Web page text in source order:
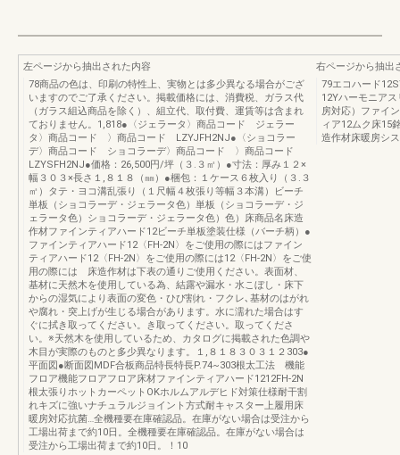
左ページから抽出された内容
78商品の色は、印刷の特性上、実物とは多少異なる場合がござ
いますのでご了承ください。掲載価格には、消費税、ガラス代
（ガラス組込商品を除く）、組立代、取付費、運賃等は含まれ
ておりません。1,818●〈ジェラータ〉商品コード ジェラー
タ〉商品コード 〉商品コード LZYJFH2NJ●〈ショコラー
デ〉商品コード ショコラーデ〉商品コード 〉商品コード
LZYSFH2NJ●価格：26,500円/坪（３.３㎡）●寸法：厚み１２×
幅３０３×長さ１,８１８（㎜）●梱包：１ケース６枚入り（３.３
㎡）タテ・ヨコ溝乱張り（１尺幅４枚張り等幅３本溝）ビーチ
単板（ショコラーデ・ジェラータ色）単板（ショコラーデ・ジ
ェラータ色）ショコラーデ・ジェラータ色）色）床商品名床造
作材ファインティアハード12ビーチ単板塗装仕様（バーチ柄）●
ファインティアハード12〈FH-2N〉をご使用の際にはファイン
ティアハード12〈FH-2N〉をご使用の際には12〈FH-2N〉をご使
用の際には 床造作材は下表の通りご使用ください。表面材、
基材に天然木を使用している為、結露や漏水・水こぼし・床下
からの湿気により表面の変色・ひび割れ・フクレ､基材のはがれ
や腐れ・突上げが生じる場合があります。水に濡れた場合はす
ぐに拭き取ってください。き取ってください。取ってくださ
い。※天然木を使用しているため、カタログに掲載された色調や
木目が実際のものと多少異なります。１,８１８３０３１２303●
平面図●断面図MDF合板商品特長特長P.74~303根太工法 機能
フロア機能フロアフロア床材ファインティアハード1212FH-2N
根太張りホットカーペットOKホルムアルデヒド対策仕様耐干割
れキズに強いナチュラルジョイント方式耐キャスター上履用床
暖房対応抗菌…全機種要在庫確認品。在庫がない場合は受注から
工場出荷まで約10日。全機種要在庫確認品。在庫がない場合は
受注から工場出荷まで約10日。！10
右ページから抽出
79エコハード
12Yハーモニア
房対応）ファイ
ィア12ムク床15
造作材床暖房シ